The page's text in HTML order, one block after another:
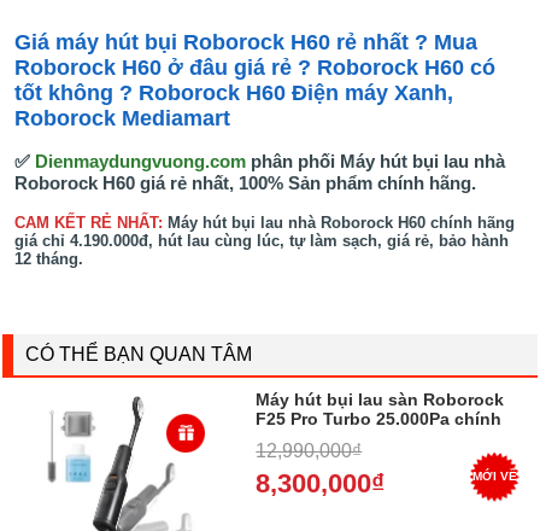
Giá máy hút bụi Roborock H60 rẻ nhất ? Mua
Roborock H60 ở đâu giá rẻ ? Roborock H60 có
tốt không ? Roborock H60 Điện máy Xanh,
Roborock Mediamart
✅ Dienmaydungvuong.com phân phối Máy hút bụi lau nhà
Roborock H60 giá rẻ nhất, 100% Sản phẩm chính hãng.
CAM KẾT RẺ NHẤT: Máy hút bụi lau nhà Roborock H60 chính hãng
giá chỉ 4.190.000đ, hút lau cùng lúc, tự làm sạch, giá rẻ, bảo hành
12 tháng.
CÓ THỂ BẠN QUAN TÂM
Máy hút bụi lau sàn Roborock
F25 Pro Turbo 25.000Pa chính
12,990,000₫
8,300,000₫ MỚI VỀ